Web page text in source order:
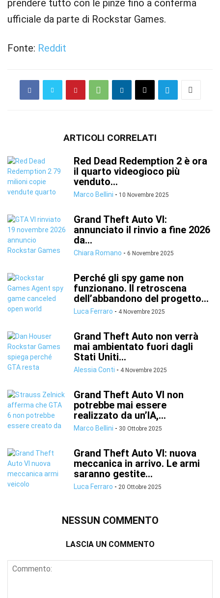
prendere tutto con le pinze fino a conferma
ufficiale da parte di Rockstar Games.
Fonte: Reddit
ARTICOLI CORRELATI
Red Dead Redemption 2 è ora
il quarto videogioco più
venduto...
Marco Bellini - 10 Novembre 2025
Grand Theft Auto VI:
annunciato il rinvio a fine 2026
da...
Chiara Romano - 6 Novembre 2025
Perché gli spy game non
funzionano. Il retroscena
dell’abbandono del progetto...
Luca Ferraro - 4 Novembre 2025
Grand Theft Auto non verrà
mai ambientato fuori dagli
Stati Uniti...
Alessia Conti - 4 Novembre 2025
Grand Theft Auto VI non
potrebbe mai essere
realizzato da un’IA,...
Marco Bellini - 30 Ottobre 2025
Grand Theft Auto VI: nuova
meccanica in arrivo. Le armi
saranno gestite...
Luca Ferraro - 20 Ottobre 2025
NESSUN COMMENTO
LASCIA UN COMMENTO